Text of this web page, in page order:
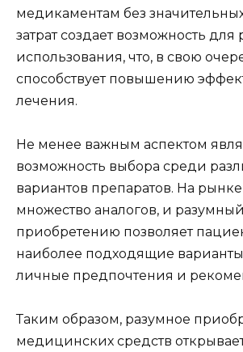
медикаментам без
затрат создает возможность для
использования, что, в свою
способствует повышению
лечения.
Не менее важным аспектом
возможность выбора среди
вариантов препаратов. На
множество аналогов, и
приобретению позволяет
наиболее подходящие
личные предпочтения и
Таким образом, разумное
медицинских средств